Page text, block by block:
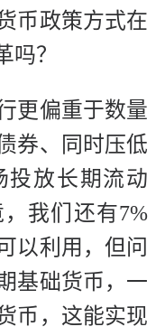
币政策方式在
吗？
更偏重于数量
券、同时压低
投放长期流动
我们还有7%
以利用，但问
基础货币，一
币，这能实现